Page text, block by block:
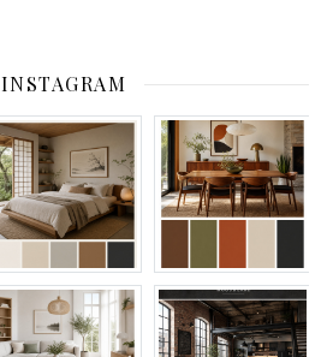
INSTAGRAM